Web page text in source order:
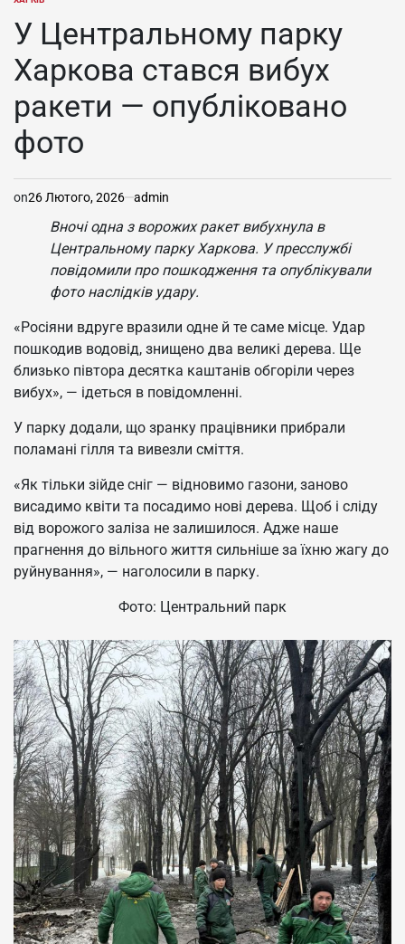
ОПУБЛІКУВАТИ
У Центральному парку
Харкова стався вибух
ракети — опубліковано
фото
on26 Лютого, 2026 admin
Вночі одна з ворожих ракет вибухнула в
Центральному парку Харкова. У пресслужбі
повідомили про пошкодження та опублікували
фото наслідків удару.
«Росіяни вдруге вразили одне й те саме місце. Удар
пошкодив водовід, знищено два великі дерева. Ще
близько півтора десятка каштанів обгоріли через
вибух», — ідеться в повідомленні.
У парку додали, що зранку працівники прибрали
поламані гілля та вивезли сміття.
«Як тільки зійде сніг — відновимо газони, заново
висадимо квіти та посадимо нові дерева. Щоб і сліду
від ворожого заліза не залишилося. Адже наше
прагнення до вільного життя сильніше за їхню жагу до
руйнування», — наголосили в парку.
Фото: Центральний парк